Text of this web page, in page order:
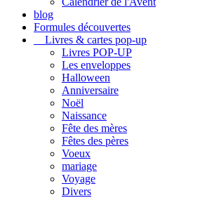
blog
Formules découvertes
Livres & cartes pop-up
Livres POP-UP
Les enveloppes
Halloween
Anniversaire
Noël
Naissance
Fête des mères
Fêtes des pères
Voeux
mariage
Voyage
Divers